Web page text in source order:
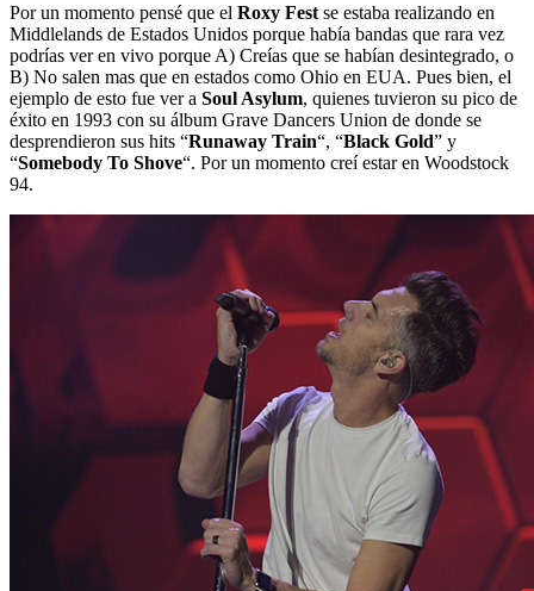
Por un momento pensé que el Roxy Fest se estaba realizando en
Middlelands de Estados Unidos porque había bandas que rara vez
podrías ver en vivo porque A) Creías que se habían desintegrado, o
B) No salen mas que en estados como Ohio en EUA. Pues bien, el
ejemplo de esto fue ver a Soul Asylum, quienes tuvieron su pico de
éxito en 1993 con su álbum Grave Dancers Union de donde se
desprendieron sus hits “Runaway Train“, “Black Gold” y
“Somebody To Shove“. Por un momento creí estar en Woodstock
94.